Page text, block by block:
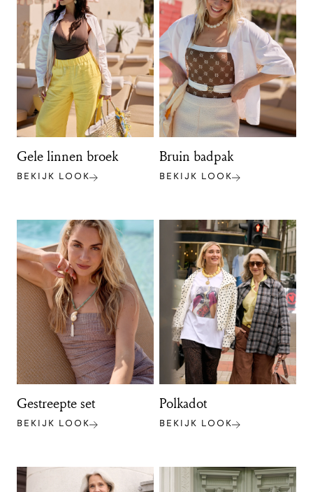
Gele linnen broek
BEKIJK LOOK
Bruin badpak
BEKIJK LOOK
Gestreepte set
BEKIJK LOOK
Polkadot
BEKIJK LOOK